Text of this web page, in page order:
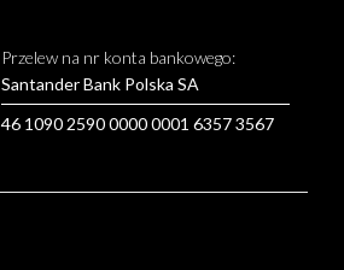
Przelew na nr konta bankowego:
Santander Bank Polska SA
46 1090 2590 0000 0001 6357 3567